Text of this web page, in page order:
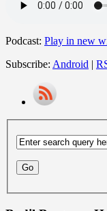
Podcast: Play in new
Subscribe: Android |